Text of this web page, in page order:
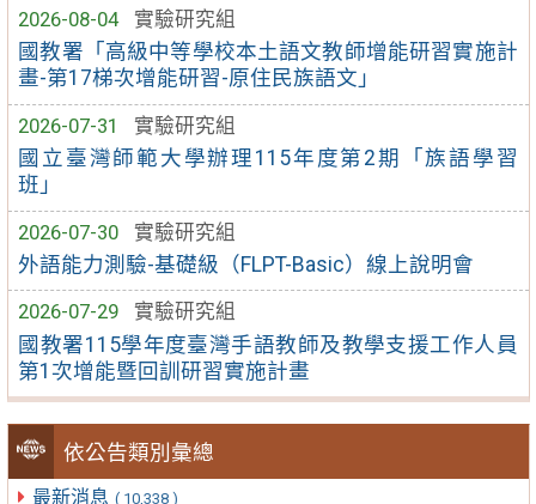
2026-08-04
實驗研究組
國教署「高級中等學校本土語文教師增能研習實施計
畫-第17梯次增能研習-原住民族語文」
2026-07-31
實驗研究組
國立臺灣師範大學辦理115年度第2期「族語學習
班」
2026-07-30
實驗研究組
外語能力測驗-基礎級（FLPT-Basic）線上說明會
2026-07-29
實驗研究組
國教署115學年度臺灣手語教師及教學支援工作人員
第1次增能暨回訓研習實施計畫
依公告類別彙總
最新消息 ( 10,338 )